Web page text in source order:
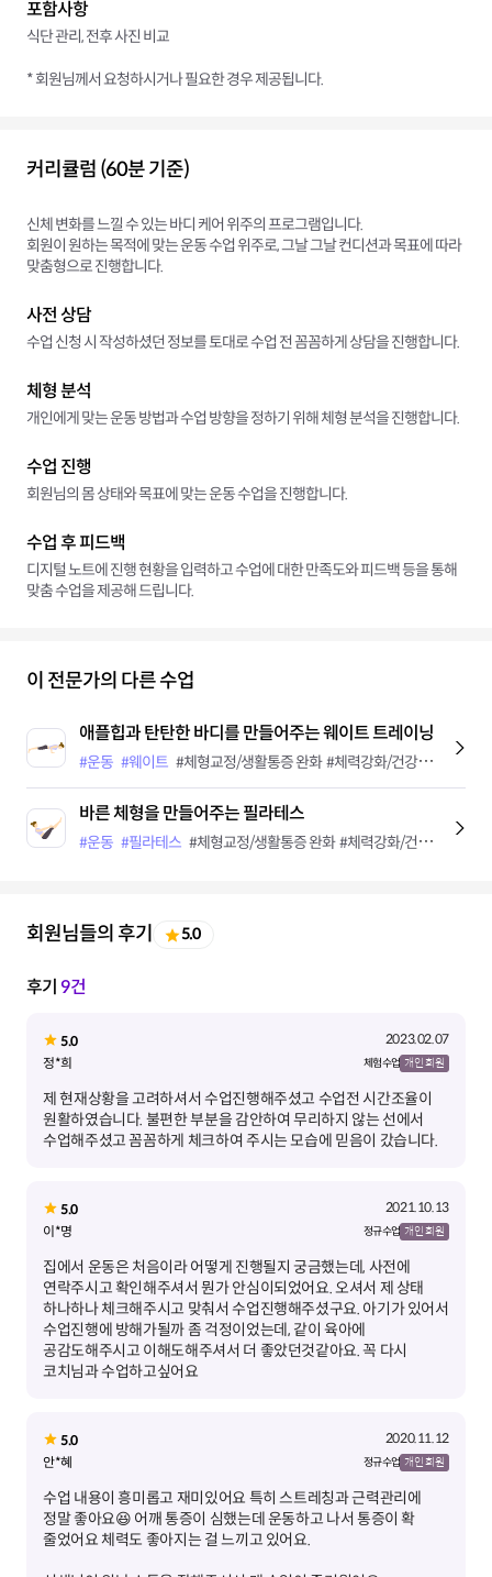
포함사항
식단 관리, 전후 사진 비교
* 회원님께서 요청하시거나 필요한 경우 제공됩니다.
커리큘럼 (60분 기준)
신체 변화를 느낄 수 있는 바디 케어 위주의 프로그램입니다.
회원이 원하는 목적에 맞는 운동 수업 위주로, 그날 그날 컨디션과 목표에 따라
맞춤형으로 진행합니다.
사전 상담
수업 신청 시 작성하셨던 정보를 토대로 수업 전 꼼꼼하게 상담을 진행합니다.
체형 분석
개인에게 맞는 운동 방법과 수업 방향을 정하기 위해 체형 분석을 진행합니다.
수업 진행
회원님의 몸 상태와 목표에 맞는 운동 수업을 진행합니다.
수업 후 피드백
디지털 노트에 진행 현황을 입력하고 수업에 대한 만족도와 피드백 등을 통해
맞춤 수업을 제공해 드립니다.
이 전문가의 다른 수업
애플힙과 탄탄한 바디를 만들어주는 웨이트 트레이닝
#운동 #웨이트 #체형교정/생활통증 완화 #체력강화/건강유지
바른 체형을 만들어주는 필라테스
#운동 #필라테스 #체형교정/생활통증 완화 #체력강화/건강유지
회원님들의 후기 5.0
후기 9건
5.0
2023.02.07
정*희
체험 수업 개인 회원
제 현재상황을 고려하셔서 수업진행해주셨고 수업전 시간조율이
원활하였습니다. 불편한 부분을 감안하여 무리하지 않는 선에서
수업해주셨고 꼼꼼하게 체크하여 주시는 모습에 믿음이 갔습니다.
5.0
2021.10.13
이*명
정규 수업 개인 회원
집에서 운동은 처음이라 어떻게 진행될지 궁금했는데, 사전에
연락주시고 확인해주셔서 뭔가 안심이되었어요. 오셔서 제 상태
하나하나 체크해주시고 맞춰서 수업진행해주셨구요. 아기가 있어서
수업진행에 방해가될까 좀 걱정이었는데, 같이 육아에
공감도해주시고 이해도해주셔서 더 좋았던것같아요. 꼭 다시
코치님과 수업하고싶어요
5.0
2020.11.12
안*혜
정규 수업 개인 회원
수업 내용이 흥미롭고 재미있어요 특히 스트레칭과 근력관리에
정말 좋아요😆 어깨 통증이 심했는데 운동하고 나서 통증이 확